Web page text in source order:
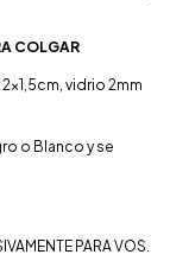
COLGAR
2x1,5cm, vidrio 2mm
o Blanco y se
PARA VOS.